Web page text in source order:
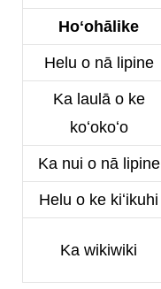
Hoʻohālike
Helu o nā lipine
Ka laulā o ke
koʻokoʻo
Ka nui o nā lipine
Helu o ke kiʻikuhi
Ka wikiwiki